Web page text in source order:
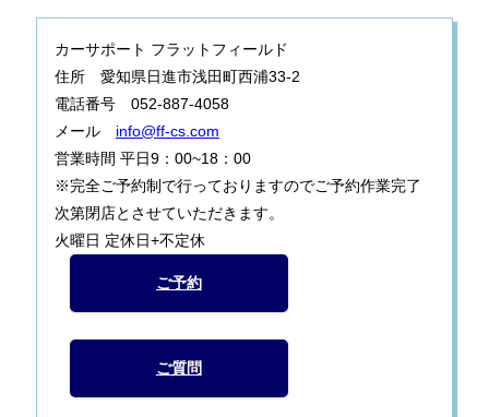
カーサポート フラットフィールド
住所 愛知県日進市浅田町西浦33-2
電話番号 052-887-4058
メール info@ff-cs.com
営業時間 平日9：00~18：00
※完全ご予約制で行っておりますのでご予約作業完了
次第閉店とさせていただきます。
火曜日 定休日+不定休
ご予約
ご質問